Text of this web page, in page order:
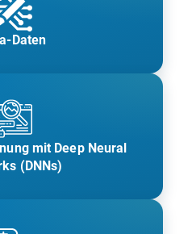
Daten
mit Deep Neural
(DNNs)